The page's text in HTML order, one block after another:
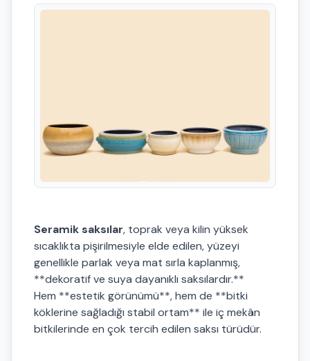
Seramik saksılar, toprak veya kilin yüksek
sıcaklıkta pişirilmesiyle elde edilen, yüzeyi
genellikle parlak veya mat sırla kaplanmış,
**dekoratif ve suya dayanıklı saksılardır.**
Hem **estetik görünümü**, hem de **bitki
köklerine sağladığı stabil ortam** ile iç mekân
bitkilerinde en çok tercih edilen saksı türüdür.